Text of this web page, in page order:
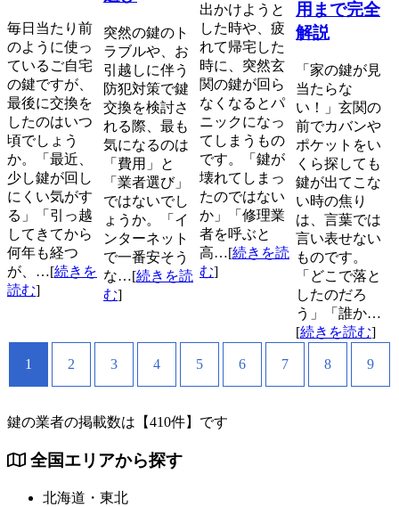
毎日当たり前
のように使っ
ているご自宅
の鍵ですが、
最後に交換を
したのはいつ
頃でしょう
か。「最近、
少し鍵が回し
にくい気がす
る」「引っ越
してきてから
何年も経つ
が、…[続きを
読む]
突然の鍵のト
ラブルや、お
引越しに伴う
防犯対策で鍵
交換を検討さ
れる際、最も
気になるのは
「費用」と
「業者選び」
ではないでし
ょうか。「イ
ンターネット
で一番安そう
な…[続きを読
む]
出かけようと
した時や、疲
れて帰宅した
時に、突然玄
関の鍵が回ら
なくなるとパ
ニックになっ
てしまうもの
です。「鍵が
壊れてしまっ
たのではない
か」「修理業
者を呼ぶと
高…[続きを読
む]
用まで完全
解説
「家の鍵が見
当たらな
い！」玄関の
前でカバンや
ポケットをい
くら探しても
鍵が出てこな
い時の焦り
は、言葉では
言い表せない
ものです。
「どこで落と
したのだろ
う」「誰か…
[続きを読む]
1 2 3 4 5 6 7 8 9
鍵の業者の掲載数は 【410件】 です
全国エリアから探す
北海道・東北